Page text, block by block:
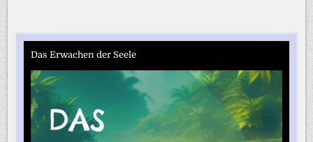
Das Erwachen der Seele